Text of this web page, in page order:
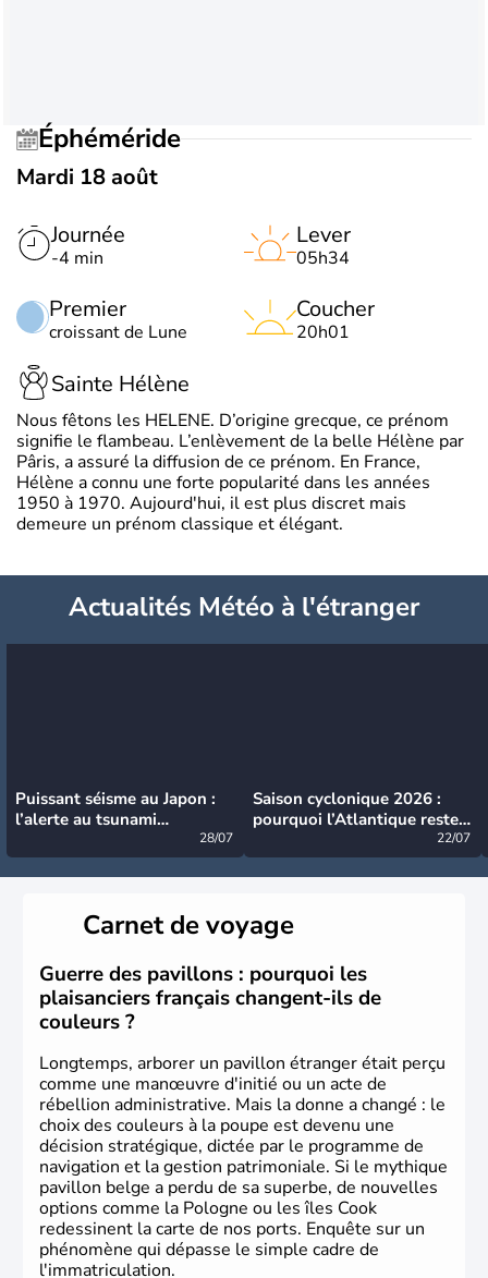
Éphéméride
Mardi 18 août
Journée
-4 min
Premier
croissant de Lune
Lever
05h34
Coucher
20h01
Sainte Hélène
Nous fêtons les HELENE. D’origine grecque, ce prénom
signifie le flambeau. L’enlèvement de la belle Hélène par
Pâris, a assuré la diffusion de ce prénom. En France,
Hélène a connu une forte popularité dans les années
1950 à 1970. Aujourd'hui, il est plus discret mais
demeure un prénom classique et élégant.
Actualités Météo à l'étranger
Puissant séisme au Japon :
l’alerte au tsunami
28/07
Saison cyclonique 2026 :
pourquoi l’Atlantique reste
22/07
Carnet de voyage
Guerre des pavillons : pourquoi les
plaisanciers français changent-ils de
couleurs ?
Longtemps, arborer un pavillon étranger était perçu
comme une manœuvre d'initié ou un acte de
rébellion administrative. Mais la donne a changé : le
choix des couleurs à la poupe est devenu une
décision stratégique, dictée par le programme de
navigation et la gestion patrimoniale. Si le mythique
pavillon belge a perdu de sa superbe, de nouvelles
options comme la Pologne ou les îles Cook
redessinent la carte de nos ports. Enquête sur un
phénomène qui dépasse le simple cadre de
l'immatriculation.